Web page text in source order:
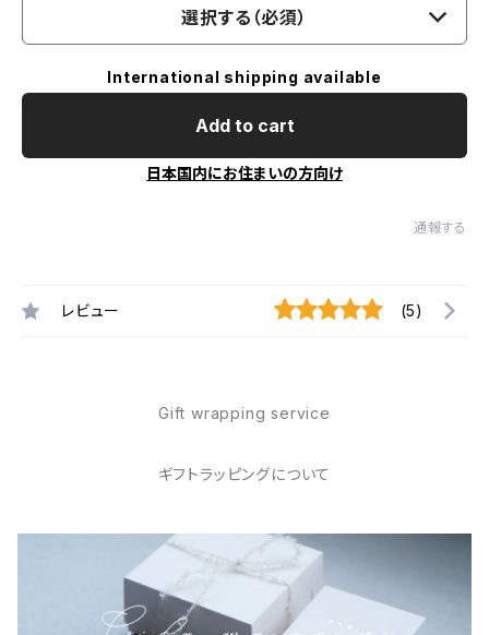
選択する（必須）
International shipping available
Add to cart
日本国内にお住まいの方向け
通報する
レビュー (5)
Gift wrapping service
ギフトラッピングについて